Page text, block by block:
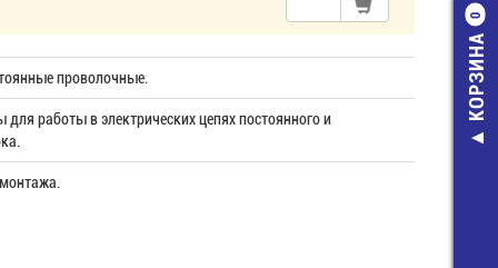
КОРЗИНА
0
проволочные.
для работы в электрических цепях постоянного и